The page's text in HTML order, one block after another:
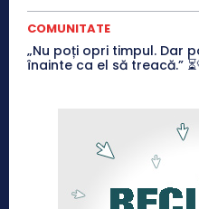
COMUNITATE
„Nu poți opri timpul. Dar
înainte ca el să treacă.”